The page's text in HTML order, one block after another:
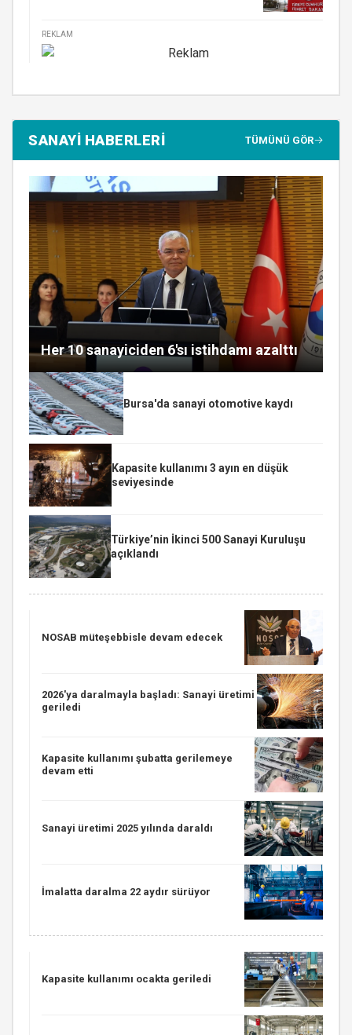
REKLAM
SANAYİ HABERLERİ TÜMÜNÜ GÖR
Her 10 sanayiciden 6'sı istihdamı azalttı
Bursa'da sanayi otomotive kaydı
Kapasite kullanımı 3 ayın en düşük
seviyesinde
Türkiye’nin İkinci 500 Sanayi Kuruluşu
açıklandı
NOSAB müteşebbisle devam edecek
2026'ya daralmayla başladı: Sanayi üretimi
geriledi
Kapasite kullanımı şubatta gerilemeye
devam etti
Sanayi üretimi 2025 yılında daraldı
İmalatta daralma 22 aydır sürüyor
Kapasite kullanımı ocakta geriledi